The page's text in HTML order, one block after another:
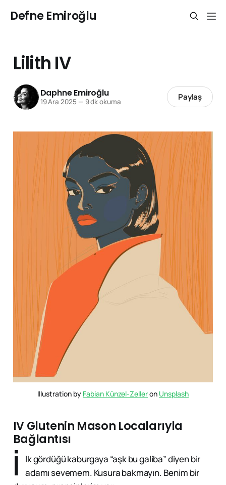
Defne Emiroğlu
Lilith IV
Daphne Emiroğlu
19 Ara 2025 — 9 dk okuma Paylaş
Illustration by Fabian Künzel-Zeller on Unsplash
IV Glutenin Mason Localarıyla
Bağlantısı
İ
lk gördüğü kaburgaya “aşk bu galiba” diyen bir
adamı sevemem. Kusura bakmayın. Benim bir